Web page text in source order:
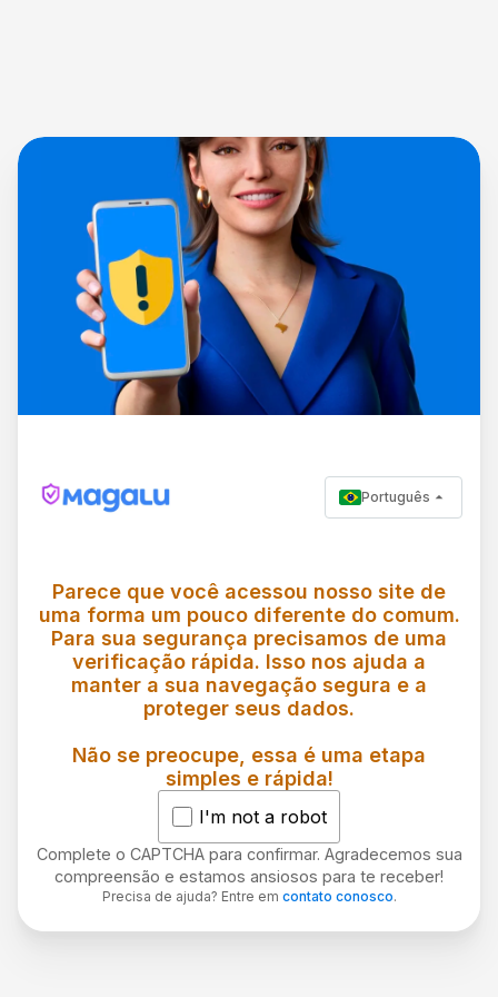
Português
Parece que você acessou nosso site de
uma forma um pouco diferente do comum.
Para sua segurança precisamos de uma
verificação rápida. Isso nos ajuda a
manter a sua navegação segura e a
proteger seus dados.
Não se preocupe, essa é uma etapa
simples e rápida!
I'm not a robot
Complete o CAPTCHA para confirmar. Agradecemos sua
compreensão e estamos ansiosos para te receber!
Precisa de ajuda? Entre em contato conosco.